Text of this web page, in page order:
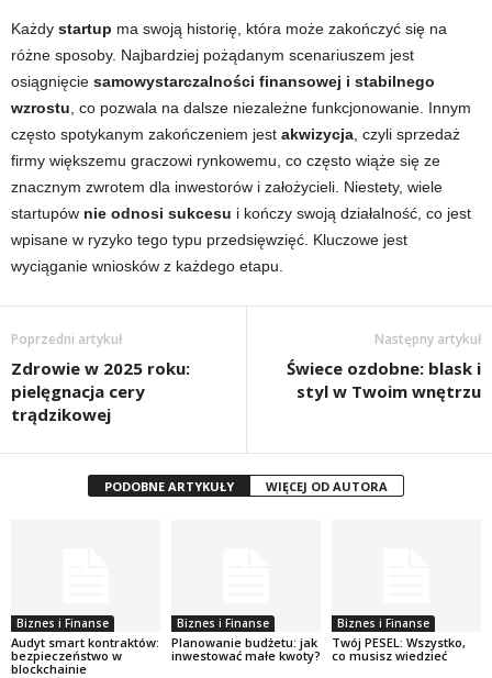
Każdy startup ma swoją historię, która może zakończyć się na
różne sposoby. Najbardziej pożądanym scenariuszem jest
osiągnięcie samowystarczalności finansowej i stabilnego
wzrostu , co pozwala na dalsze niezależne funkcjonowanie. Innym
często spotykanym zakończeniem jest akwizycja , czyli sprzedaż
firmy większemu graczowi rynkowemu, co często wiąże się ze
znacznym zwrotem dla inwestorów i założycieli. Niestety, wiele
startupów nie odnosi sukcesu i kończy swoją działalność, co jest
wpisane w ryzyko tego typu przedsięwzięć. Kluczowe jest
wyciąganie wniosków z każdego etapu.
Poprzedni artykuł
Zdrowie w 2025 roku:
pielęgnacja cery
trądzikowej
Następny artykuł
Świece ozdobne: blask i
styl w Twoim wnętrzu
PODOBNE ARTYKUŁY WIĘCEJ OD AUTORA
Biznes i Finanse
Audyt smart kontraktów:
bezpieczeństwo w
blockchainie
Biznes i Finanse
Planowanie budżetu: jak
inwestować małe kwoty?
Biznes i Finanse
Twój PESEL: Wszystko,
co musisz wiedzieć